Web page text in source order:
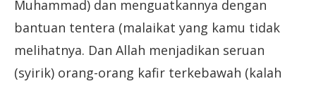
Muhammad) dan menguatkannya dengan
bantuan tentera (malaikat yang kamu tidak
melihatnya. Dan Allah menjadikan seruan
(syirik) orang-orang kafir terkebawah (kalah